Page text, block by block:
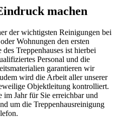
machen
der wichtigsten Reinigungen bei
Wohnungen den ersten
Treppenhauses ist hierbei
Personal und die
garantieren wir
wird die Arbeit aller unserer
Objektleitung kontrolliert.
im Jahr für Sie erreichbar und
um die Treppenhausreinigung